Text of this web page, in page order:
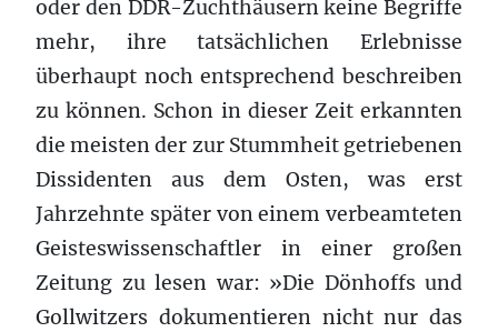
oder den DDR-Zuchthäusern keine Begriffe
mehr, ihre tatsächlichen Erlebnisse
überhaupt noch entsprechend beschreiben
zu können. Schon in dieser Zeit erkannten
die meisten der zur Stummheit getriebenen
Dissidenten aus dem Osten, was erst
Jahrzehnte später von einem verbeamteten
Geisteswissenschaftler in einer großen
Zeitung zu lesen war: »Die Dönhoffs und
Gollwitzers dokumentieren nicht nur das